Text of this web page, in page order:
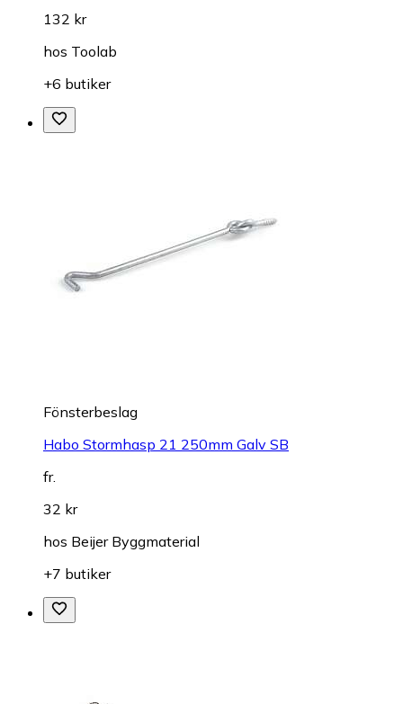
132 kr
hos Toolab
+6 butiker
Fönsterbeslag
Habo Stormhasp 21 250mm Galv SB
fr.
32 kr
hos Beijer Byggmaterial
+7 butiker